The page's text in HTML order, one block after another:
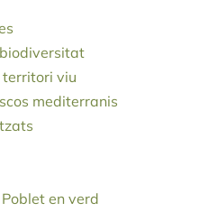
territori viu
mediterranis
en verd